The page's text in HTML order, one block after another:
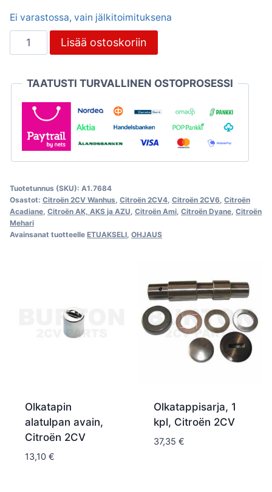
Ei varastossa, vain jälkitoimituksena
Simmi
prikka
olkatappiin,
Citroën
määrä
Lisää ostoskoriin
TAATUSTI TURVALLINEN OSTOPROSESSI
Tuotetunnus (SKU): A1.7684
Osastot: Citroën 2CV Wanhus Citroën 2CV4 Citroën 2CV6 Citroën
Acadiane Citroën AK, AKS ja AZU Citroën Ami Citroën Dyane Citroën
Mehari
Avainsanat tuotteelle ETUAKSELI OHJAUS
Olkatapin
alatulpan avain,
Citroën 2CV
13,10 €
Olkatappisarja, 1
kpl, Citroën 2CV
37,35 €